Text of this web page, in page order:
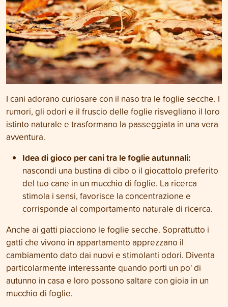
I cani adorano curiosare con il naso tra le foglie secche. I
rumori, gli odori e il fruscio delle foglie risvegliano il loro
istinto naturale e trasformano la passeggiata in una vera
avventura.
Idea di gioco per cani tra le foglie autunnali:
nascondi una bustina di cibo o il giocattolo preferito
del tuo cane in un mucchio di foglie. La ricerca
stimola i sensi, favorisce la concentrazione e
corrisponde al comportamento naturale di ricerca.
Anche ai gatti piacciono le foglie secche. Soprattutto i
gatti che vivono in appartamento apprezzano il
cambiamento dato dai nuovi e stimolanti odori. Diventa
particolarmente interessante quando porti un po' di
autunno in casa e loro possono saltare con gioia in un
mucchio di foglie.